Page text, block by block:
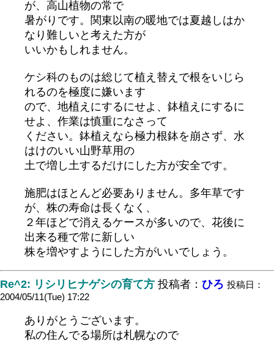
が、高山植物の常で
暑がりです。関東以南の暖地では夏越しはか
なり難しいと考えた方が
いいかもしれません。
ケシ科のものは総じて植え替えで根をいじら
れるのを極度に嫌います
ので、地植えにするにせよ、鉢植えにするに
せよ、作業は慎重になさって
ください。鉢植えなら極力根鉢を崩さず、水
はけのいい山野草用の
土で増し土するだけにした方が安全です。
施肥はほとんど必要ありません。多年草です
が、株の寿命は長くなく、
２年ほどで消えるケースが多いので、花後に
出来る種で常に新しい
株を増やすようにした方がいいでしょう。
Re^2: リシリヒナゲシの育て方 投稿者： ひろ 投稿日：
2004/05/11(Tue) 17:22
ありがとうございます。
私の住んでる場所は札幌なので